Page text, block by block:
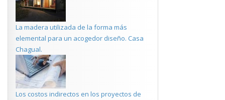
La madera utilizada de la forma más
elemental para un acogedor diseño. Casa
Chagual.
Los costos indirectos en los proyectos de